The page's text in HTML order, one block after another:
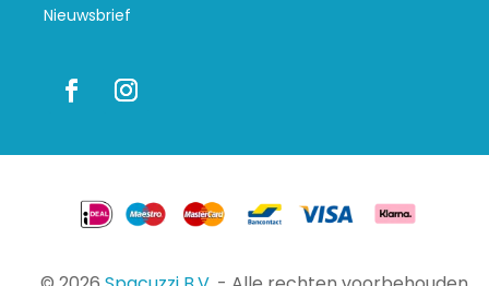
Nieuwsbrief